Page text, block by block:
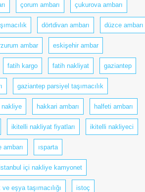
çorum ambarı çukurova ambarı
dörtdivan ambarı düzce ambarı
ambar eskişehir ambar
fatih kargo fatih nakliyat gaziantep
gaziantep parsiyel taşımacılık
nakliye hakkari ambarı halfeti ambarı
ikitelli nakliyat fiyatları ikitelli nakliyeci
ambarı ısparta
içi nakliye kamyonet
eşya taşımacılığı istoç